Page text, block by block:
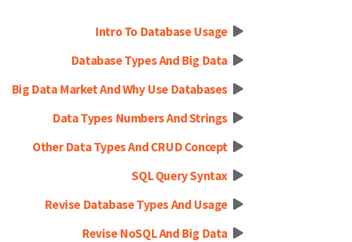
Intro To Database Usage
Database Types And Big Data
Big Data Market And Why Use Databases
Data Types Numbers And Strings
Other Data Types And CRUD Concept
SQL Query Syntax
Revise Database Types And Usage
Revise NoSQL And Big Data